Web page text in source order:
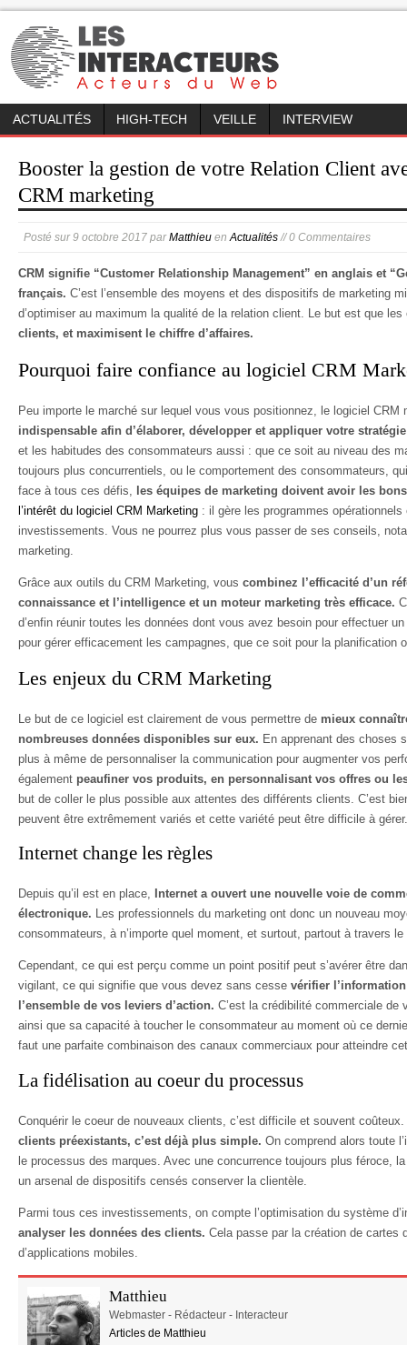
ACTUALITÉS HIGH-TECH VEILLE INTERVIEW
Booster la gestion de votre Relation Client
CRM marketing
Posté sur9 octobre 2017 parMatthieu enActualités// 0 Commentaires
CRM signifie “Customer Relationship Management” en anglais et
français. C’est l’ensemble des moyens et des dispositifs de marketing
d’optimiser au maximum la qualité de la relation client. Le but est que
clients, et maximisent le chiffre d’affaires.
Pourquoi faire confiance au logiciel CRM
Peu importe le marché sur lequel vous vous positionnez, le logiciel CRM
indispensable afin d’élaborer, développer et appliquer votre
et les habitudes des consommateurs aussi : que ce soit au niveau des
toujours plus concurrentiels, ou le comportement des consommateurs,
face à tous ces défis, les équipes de marketing doivent avoir les
l’intérêt du logiciel CRM Marketing : il gère les programmes
investissements. Vous ne pourrez plus vous passer de ses conseils,
marketing.
Grâce aux outils du CRM Marketing, vous combinez l’efficacité d’un
connaissance et l’intelligence et un moteur marketing très efficace.
d’enfin réunir toutes les données dont vous avez besoin pour effectuer
pour gérer efficacement les campagnes, que ce soit pour la planification
Les enjeux du CRM Marketing
Le but de ce logiciel est clairement de vous permettre de mieux
nombreuses données disponibles sur eux. En apprenant des choses
plus à même de personnaliser la communication pour augmenter vos
également peaufiner vos produits, en personnalisant vos offres ou
but de coller le plus possible aux attentes des différents clients. C’est
peuvent être extrêmement variés et cette variété peut être difficile à gérer.
Internet change les règles
Depuis qu’il est en place,
Internet a ouvert une nouvelle voie de
électronique. Les professionnels du marketing ont donc un nouveau
consommateurs, à n’importe quel moment, et surtout, partout à travers le
Cependant, ce qui est perçu comme un point positif peut s’avérer être
vigilant, ce qui signifie que vous devez sans cesse vérifier
l’ensemble de vos leviers d’action. C’est la crédibilité commerciale de
ainsi que sa capacité à toucher le consommateur au moment où ce
faut une parfaite combinaison des canaux commerciaux pour atteindre
La fidélisation au coeur du processus
Conquérir le coeur de nouveaux clients, c’est difficile et souvent
clients préexistants, c’est déjà plus simple. On comprend alors toute
le processus des marques. Avec une concurrence toujours plus féroce,
un arsenal de dispositifs censés conserver la clientèle.
Parmi tous ces investissements, on compte l’optimisation du système
analyser les données des clients. Cela passe par la création de cartes
d’applications mobiles.
Matthieu
Webmaster - Rédacteur - Interacteur
Articles de Matthieu